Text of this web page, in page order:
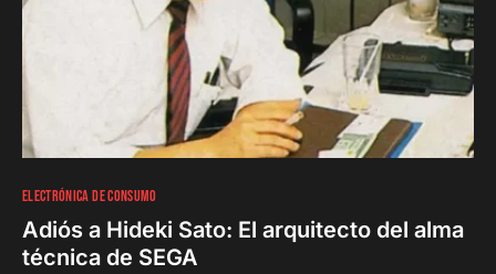
0
ELECTRÓNICA DE CONSUMO
Adiós a Hideki Sato: El arquitecto del alma
técnica de SEGA